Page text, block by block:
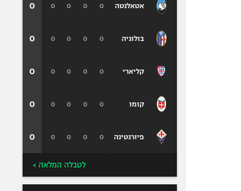
אטאלנטה
בולוניה
קליארי
קומו
פיורנטינה
0
0
0
0
0
0
0
0
0
0
0
0
0
0
0
0
0
0
0
0
0
0
0
0
0
לטבלה המלאה >